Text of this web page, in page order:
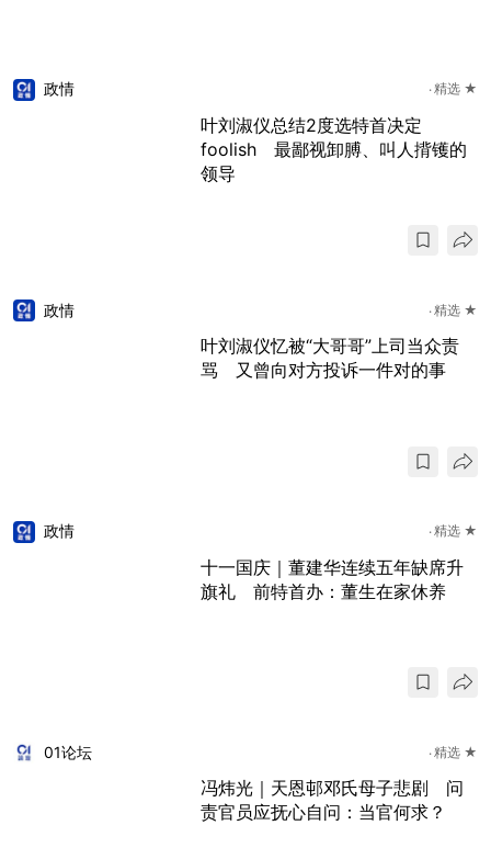
政情 精选 ★
叶刘淑仪总结2度选特首决定
foolish 最鄙视卸膊、叫人揹镬的
领导
政情 精选 ★
叶刘淑仪忆被“大哥哥”上司当众责
骂 又曾向对方投诉一件对的事
政情 精选 ★
十一国庆｜董建华连续五年缺席升
旗礼 前特首办：董生在家休养
01论坛 精选 ★
冯炜光｜天恩邨邓氏母子悲剧 问
责官员应抚心自问：当官何求？